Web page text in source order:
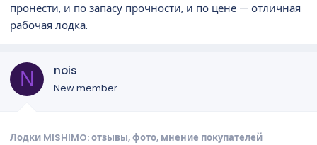
пронести, и по запасу прочности, и по цене — отличная
рабочая лодка.
N nois
New member
Лодки MISHIMO: отзывы, фото, мнение покупателей